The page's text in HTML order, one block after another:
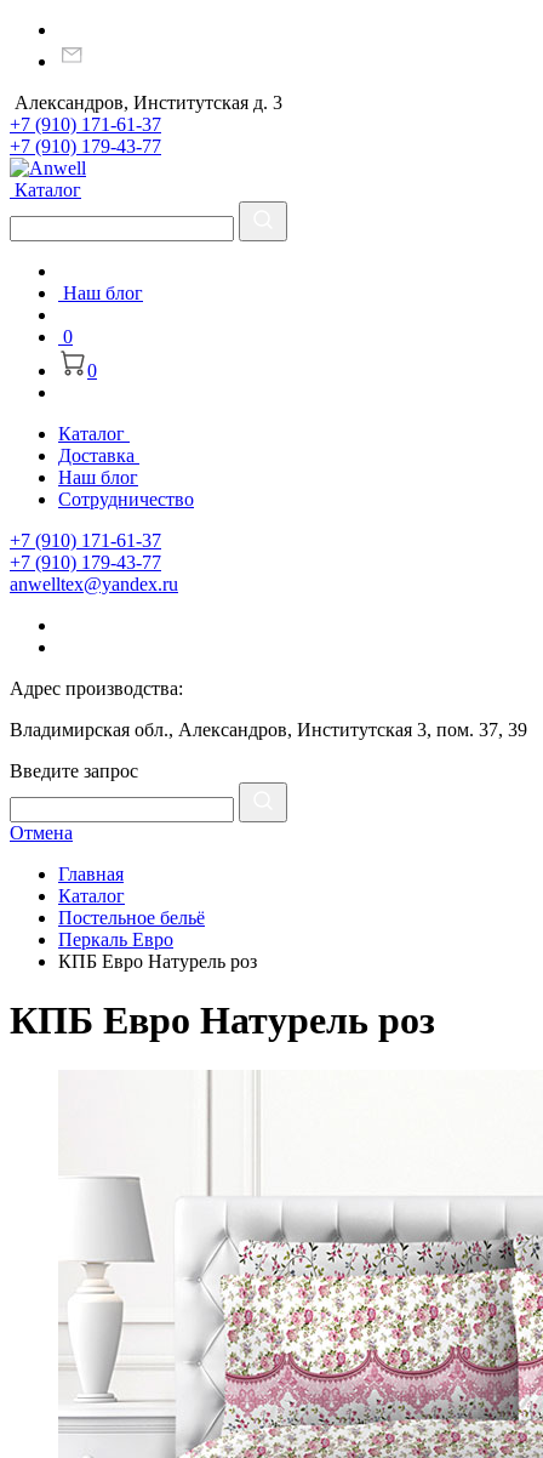
Александров, Институтская д. 3
+7 (910) 171-61-37
+7 (910) 179-43-77
Каталог
Наш блог
0
0
Каталог
Доставка
Наш блог
Сотрудничество
+7 (910) 171-61-37
+7 (910) 179-43-77
anwelltex@yandex.ru
Адрес производства:
Владимирская обл., Александров, Институтская 3, пом. 37, 39
Введите запрос
Отмена
Главная
Каталог
Постельное бельё
Перкаль Евро
КПБ Евро Натурель роз
КПБ Евро Натурель роз